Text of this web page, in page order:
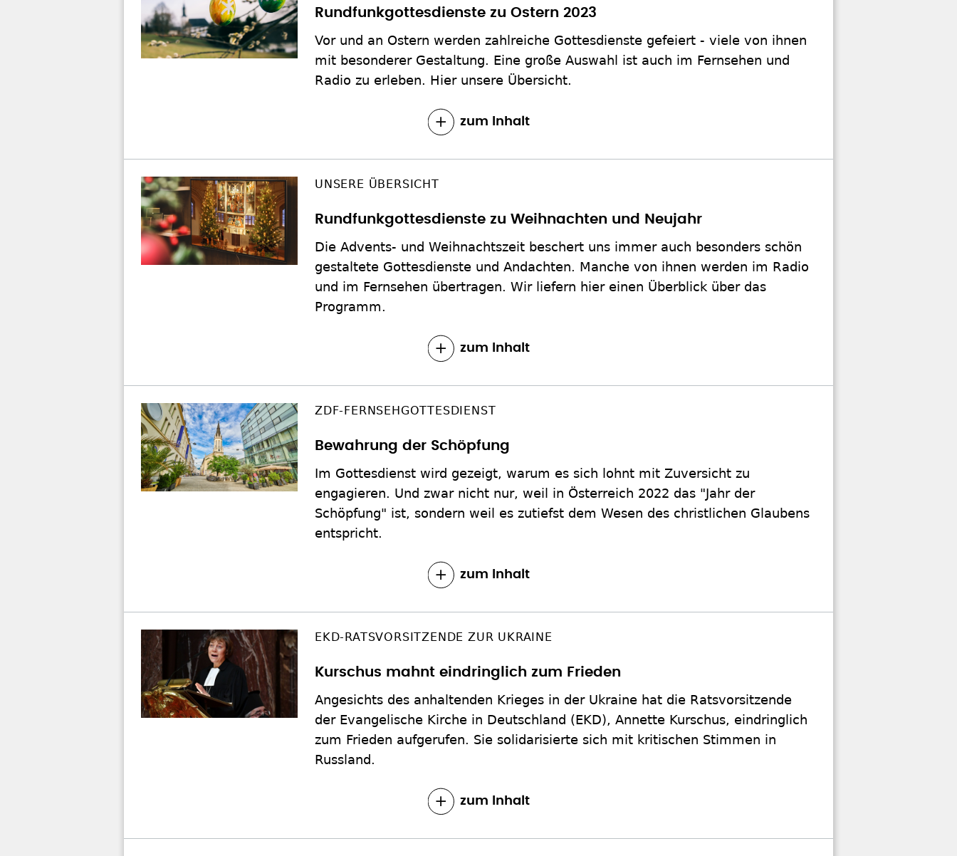
Rundfunkgottesdienste zu Ostern 2023
Vor und an Ostern werden zahlreiche Gottesdienste gefeiert - viele von ihnen
mit besonderer Gestaltung. Eine große Auswahl ist auch im Fernsehen und
Radio zu erleben. Hier unsere Übersicht.
zum Inhalt
UNSERE ÜBERSICHT
Rundfunkgottesdienste zu Weihnachten und Neujahr
Die Advents- und Weihnachtszeit beschert uns immer auch besonders schön
gestaltete Gottesdienste und Andachten. Manche von ihnen werden im Radio
und im Fernsehen übertragen. Wir liefern hier einen Überblick über das
Programm.
zum Inhalt
ZDF-FERNSEHGOTTESDIENST
Bewahrung der Schöpfung
Im Gottesdienst wird gezeigt, warum es sich lohnt mit Zuversicht zu
engagieren. Und zwar nicht nur, weil in Österreich 2022 das "Jahr der
Schöpfung" ist, sondern weil es zutiefst dem Wesen des christlichen Glaubens
entspricht.
zum Inhalt
EKD-RATSVORSITZENDE ZUR UKRAINE
Kurschus mahnt eindringlich zum Frieden
Angesichts des anhaltenden Krieges in der Ukraine hat die Ratsvorsitzende
der Evangelische Kirche in Deutschland (EKD), Annette Kurschus, eindringlich
zum Frieden aufgerufen. Sie solidarisierte sich mit kritischen Stimmen in
Russland.
zum Inhalt